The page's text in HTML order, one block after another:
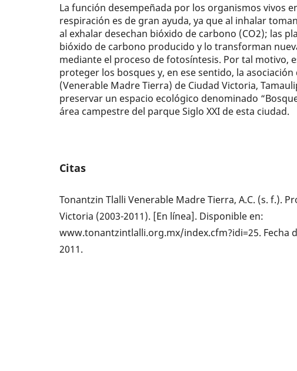
La función desempeñada por los organismos vivos
respiración es de gran ayuda, ya que al inhalar
al exhalar desechan bióxido de carbono (CO2); las
bióxido de carbono producido y lo transforman
mediante el proceso de fotosíntesis. Por tal motivo,
proteger los bosques y, en ese sentido, la asociación
(Venerable Madre Tierra) de Ciudad Victoria,
preservar un espacio ecológico denominado
área campestre del parque Siglo XXI de esta ciudad.
Citas
Tonantzin Tlalli Venerable Madre Tierra, A.C. (s. f.).
Victoria (2003-2011). [En línea]. Disponible en:
www.tonantzintlalli.org.mx/index.cfm?idi=25. Fecha
2011.